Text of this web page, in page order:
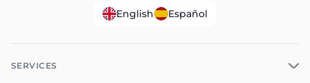
English Español
SERVICES